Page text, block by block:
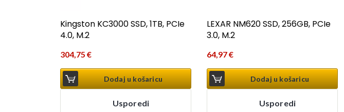
Kingston KC3000 SSD, 1TB, PCIe
4.0, M.2
304,75 €
Dodaj u košaricu
Usporedi
LEXAR NM620 SSD, 256GB, PCIe
3.0, M.2
64,97€
Dodaj u košaricu
Usporedi